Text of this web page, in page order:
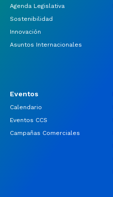
Agenda Legislativa
Sostenibilidad
Innovación
Asuntos Internacionales
Eventos
Calendario
Eventos CCS
Campañas Comerciales